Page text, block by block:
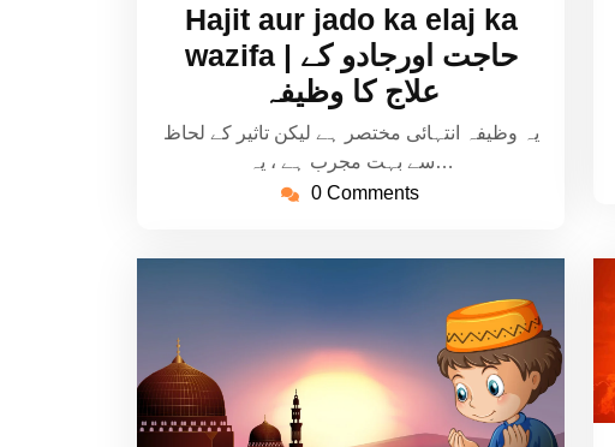
2025
Rehman
Hajit aur jado ka elaj ka
wazifa | حاجت اورجادو کے
علاج کا وظیفہ
یہ وظیفہ انتہائی مختصر ہے لیکن تاثیر کے لحاظ
سے بہت مجرب ہے ، یہ…
0 Comments